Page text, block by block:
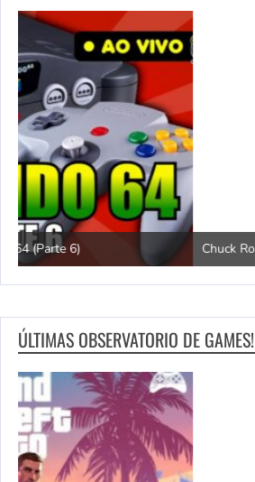
Chuck Rock [SNES] gameplay até zerar!
ÚLTIMAS OBSERVATORIO DE GAMES!